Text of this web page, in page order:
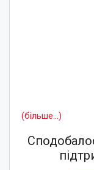
(більше…)